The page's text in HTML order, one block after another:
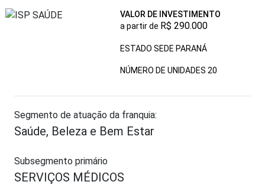
VALOR DE INVESTIMENTO
a partir de R$ 290.000
ESTADO SEDE PARANÁ
NÚMERO DE UNIDADES 20
Segmento de atuação da franquia:
Saúde, Beleza e Bem Estar
Subsegmento primário
SERVIÇOS MÉDICOS